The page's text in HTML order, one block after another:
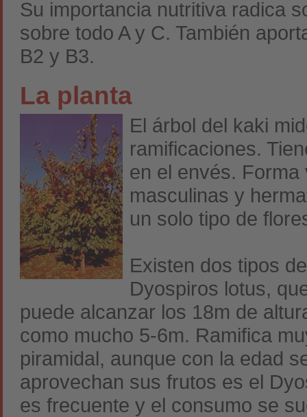
Su importancia nutritiva radica
sobre todo A y C. También
B2 y B3.
La planta
El árbol del kaki
ramificaciones.
en el envés.
masculinas y
un solo tipo de
Existen dos tipos
Dyospiros lotus,
puede alcanzar los 18m de
como mucho 5-6m. Ramifica
piramidal, aunque con la edad
aprovechan sus frutos es el
es frecuente y el consumo se